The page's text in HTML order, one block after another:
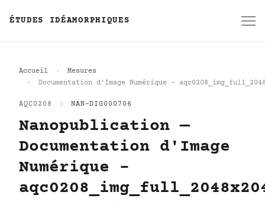
ÉTUDES IDÉAMORPHIQUES
Accueil
Mesures
Documentation d'Image Numérique -
AQC0208 NAN-DIG000706
Nanopublication —
Documentation d'Image
Numérique -